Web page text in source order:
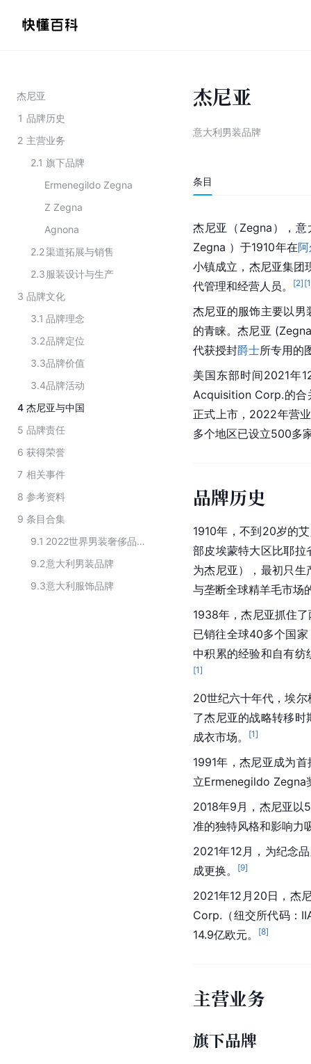
杰尼亚
1 品牌历史
2 主营业务
2.1 旗下品牌
Ermenegildo Zegna
Z Zegna
Agnona
2.2渠道拓展与销售
2.3服装设计与生产
3 品牌文化
3.1 品牌理念
3.2品牌定位
3.3品牌价值
3.4品牌活动
4 杰尼亚与中国
5 品牌责任
6 获得荣誉
7 相关事件
8 参考资料
9 条目合集
9.1
2022世界男装奢侈品牌排行榜前十
9.2意大利男装品牌
9.3意大利服饰品牌
杰尼亚
意大利男装品牌
条目
杰尼亚（Zegna），
Zegna ）于1910年在
小镇成立，杰尼亚集团
代管理和经营人员。
[2] [1
杰尼亚的服饰主要以男
的青睐。杰尼亚
代获授封爵士所专用的
美国东部时间2021年
Acquisition Corp.的合
正式上市，2022年营
多个地区已设立500多
品牌历史
1910年，不到20岁的
部皮埃蒙特大区比耶拉
为杰尼亚），最初只
与垄断全球精羊毛市场
1938年，杰尼亚抓住
已销往全球40多个国
中积累的经验和自有纺
[1]
20世纪六十年代，埃尔
了杰尼亚的战略转移
成衣市场。
[1]
1991年，杰尼亚成为
立Ermenegildo Zegna
2018年9月，杰尼亚以
准的独特风格和影响力
2021年12月，为纪念
成更换。
[9]
2021年12月20日，杰
Corp.（纽交所代码：
14.9亿欧元。
[8]
主营业务
旗下品牌